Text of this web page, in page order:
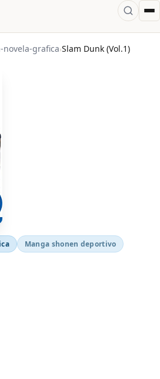
novela-grafica›Slam Dunk (Vol.1)
Manga shonen deportivo